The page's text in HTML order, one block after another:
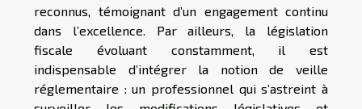
reconnus, témoignant d’un engagement continu
dans l’excellence. Par ailleurs, la législation
fiscale évoluant constamment, il est
indispensable d’intégrer la notion de veille
réglementaire : un professionnel qui s’astreint à